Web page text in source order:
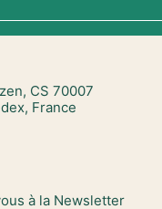
CS 70007
France
à la Newsletter